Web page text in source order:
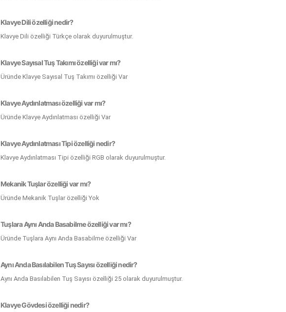
Klavye Dili özelliği nedir?
Klavye Dili özelliği Türkçe olarak duyurulmuştur.
Klavye Sayısal Tuş Takımı özelliği var mı?
Üründe Klavye Sayısal Tuş Takımı özelliği Var
Klavye Aydınlatması özelliği var mı?
Üründe Klavye Aydınlatması özelliği Var
Klavye Aydınlatması Tipi özelliği nedir?
Klavye Aydınlatması Tipi özelliği RGB olarak duyurulmuştur.
Mekanik Tuşlar özelliği var mı?
Üründe Mekanik Tuşlar özelliği Yok
Tuşlara Aynı Anda Basabilme özelliği var mı?
Üründe Tuşlara Aynı Anda Basabilme özelliği Var
Aynı Anda Basılabilen Tuş Sayısı özelliği nedir?
Aynı Anda Basılabilen Tuş Sayısı özelliği 25 olarak duyurulmuştur.
Klavye Gövdesi özelliği nedir?